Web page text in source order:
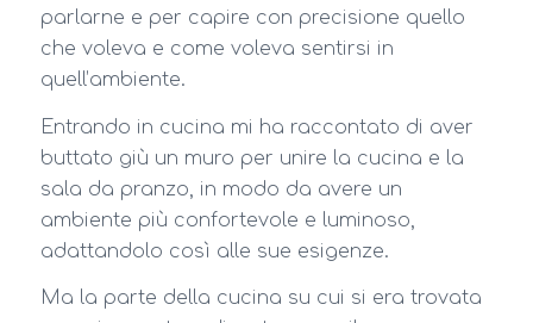
parlarne e per capire con precisione quello
che voleva e come voleva sentirsi in
quell’ambiente.
Entrando in cucina mi ha raccontato di aver
buttato giù un muro per unire la cucina e la
sala da pranzo, in modo da avere un
ambiente più confortevole e luminoso,
adattandolo così alle sue esigenze.
Ma la parte della cucina su cui si era trovata